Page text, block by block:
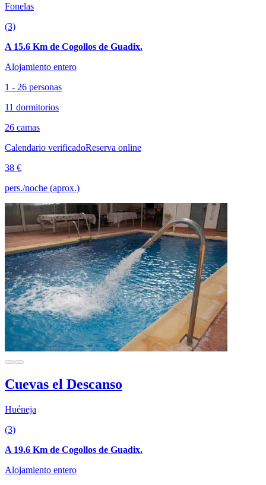
Fonelas
(3)
A 15.6 Km de Cogollos de Guadix.
Alojamiento entero
1 - 26 personas
11 dormitorios
26 camas
Calendario verificadoReserva online
38 €
pers./noche (aprox.)
Cuevas el Descanso
Huéneja
(3)
A 19.6 Km de Cogollos de Guadix.
Alojamiento entero